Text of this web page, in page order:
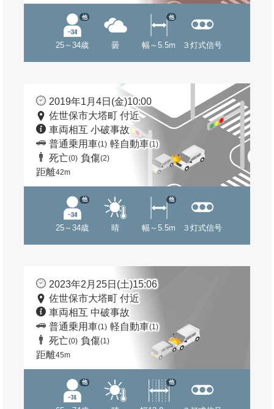
25～34歳
他
曇 幅～5.5m
他
３灯式信号
2019年1月4日(金)10:00
佐世保市大塔町 付近
車両相互 小破事故
普通乗用車(1) 軽自動車(1)
死亡(0) 負傷(2)
距離42m
25～34歳
他
晴 幅～5.5m
他
３灯式信号
2023年2月25日(土)15:06
佐世保市大塔町 付近
車両相互 中破事故
普通乗用車(1) 軽自動車(1)
死亡(0) 負傷(1)
距離45m
他 他